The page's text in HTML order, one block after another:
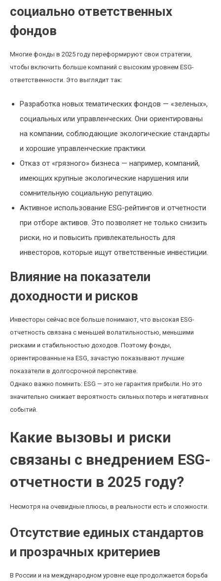
социально ответственных
фондов
Многие фонды в 2025 году переформируют свои стратегии,
чтобы включить больше компаний с высоким уровнем ESG-
ответственности. Это выглядит так:
Разработка новых тематических фондов — «зеленых»,
социальных или управленческих. Они ориентированы
на компании, соблюдающие экологические стандарты
и хорошие управленческие практики.
Отказ от «грязного» бизнеса — например, компаний,
имеющих крупные экологические нарушения или
сомнительную социальную репутацию.
Активное использование ESG-рейтингов и отчетности
при отборе активов. Это позволяет не только снизить
риски, но и повысить привлекательность для
инвесторов, которые ищут ответственные инвестиции.
Влияние на показатели
доходности и рисков
Инвесторы сейчас все больше понимают, что высокая ESG-
отчетность связана с меньшей волатильностью, меньшими
рисками и стабильностью доходов. Поэтому фонды,
ориентированные на ESG, зачастую показывают лучшие
показатели в долгосрочной перспективе.
Однако важно помнить: ESG — это не гарантия прибыли. Но это
значительно снижает вероятность сильных потерь и негативных
событий.
Какие вызовы и риски
связаны с внедрением ESG-
отчетности в 2025 году?
Несмотря на очевидные плюсы, в реальности есть и сложности.
Отсутствие единых стандартов
и прозрачных критериев
В России и на международном уровне еще продолжается борьба